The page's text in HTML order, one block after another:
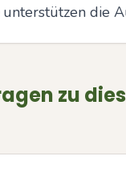
unterstützen die
zu